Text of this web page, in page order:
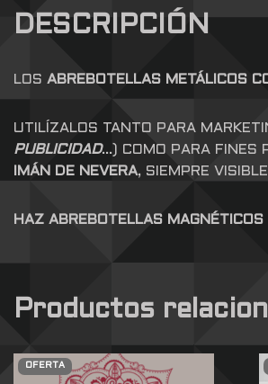
DESCRIPCIÓN
LOS ABREBOTELLAS METÁLICOS
UTILÍZALOS TANTO PARA
PUBLICIDAD…) COMO PARA FINES
IMÁN DE NEVERA, SIEMPRE
HAZ ABREBOTELLAS
Productos
OFERTA